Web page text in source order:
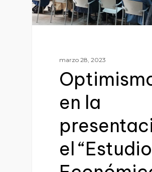
marzo 28, 2023
en la
el “Estudio